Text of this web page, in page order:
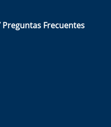
Frecuentes